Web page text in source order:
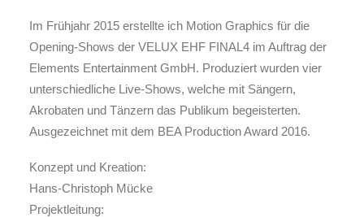
Im Frühjahr 2015 erstellte ich Motion Graphics für die
Opening-Shows der VELUX EHF FINAL4 im Auftrag der
Elements Entertainment GmbH. Produziert wurden vier
unterschiedliche Live-Shows, welche mit Sängern,
Akrobaten und Tänzern das Publikum begeisterten.
Ausgezeichnet mit dem BEA Production Award 2016.
Konzept und Kreation:
Hans-Christoph Mücke
Projektleitung: